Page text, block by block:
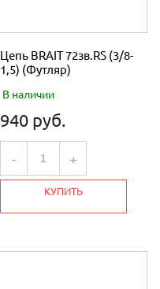
Цепь BRAIT 72зв.RS (3/8-
1,5) (Футляр)
В наличии
940 руб.
- +
КУПИТЬ